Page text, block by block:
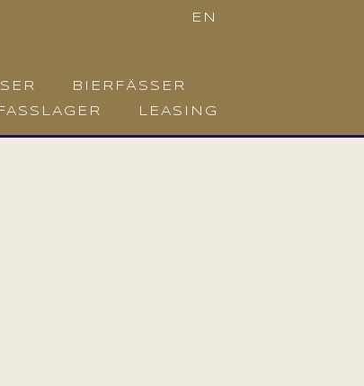
LEASING
FASSLAGER
BIERFÄSSER
EN